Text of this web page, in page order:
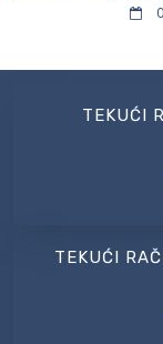
TEKUĆI
TEKUĆI